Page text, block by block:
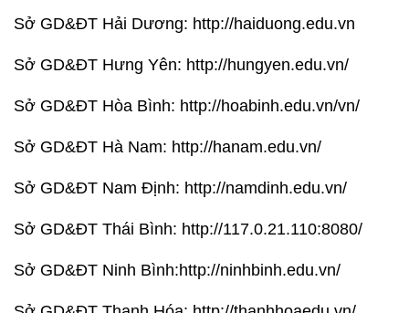
Sở GD&ĐT Hải Dương: http://haiduong.edu.vn
Sở GD&ĐT Hưng Yên: http://hungyen.edu.vn/
Sở GD&ĐT Hòa Bình: http://hoabinh.edu.vn/vn/
Sở GD&ĐT Hà Nam: http://hanam.edu.vn/
Sở GD&ĐT Nam Định: http://namdinh.edu.vn/
Sở GD&ĐT Thái Bình: http://117.0.21.110:8080/
Sở GD&ĐT Ninh Bình:http://ninhbinh.edu.vn/